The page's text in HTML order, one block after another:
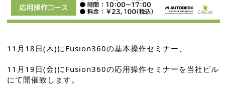
11月18日(木)にFusion360の基本操作セミナー、
11月19日(金)にFusion360の応用操作セミナーを当社ビル
にて開催致します。